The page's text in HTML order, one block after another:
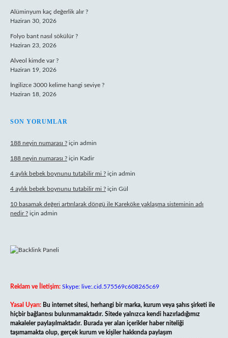
Alüminyum kaç değerlik alır ?
Haziran 30, 2026
Folyo bant nasıl sökülür ?
Haziran 23, 2026
Alveol kimde var ?
Haziran 19, 2026
İngilizce 3000 kelime hangi seviye ?
Haziran 18, 2026
SON YORUMLAR
188 neyin numarası ? için admin
188 neyin numarası ? için Kadir
4 aylık bebek boynunu tutabilir mi ? için admin
4 aylık bebek boynunu tutabilir mi ? için Gül
10 basamak değeri artırılarak döngü ile Kareköke yaklaşma sisteminin adı
nedir ? için admin
Reklam ve İletişim: Skype: live:.cid.575569c608265c69
Yasal Uyarı: Bu internet sitesi, herhangi bir marka, kurum veya şahıs şirketi ile
hiçbir bağlantısı bulunmamaktadır. Sitede yalnızca kendi hazırladığımız
makaleler paylaşılmaktadır. Burada yer alan içerikler haber niteliği
taşımamakta olup, gerçek kurum ve kişiler hakkında paylaşım